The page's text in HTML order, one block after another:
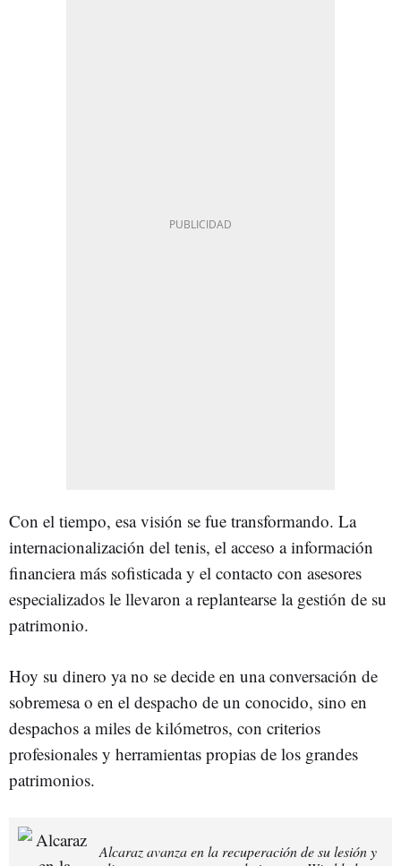
Con el tiempo, esa visión se fue transformando. La
internacionalización del tenis, el acceso a información
financiera más sofisticada y el contacto con asesores
especializados le llevaron a replantearse la gestión de su
patrimonio.
Hoy su dinero ya no se decide en una conversación de
sobremesa o en el despacho de un conocido, sino en
despachos a miles de kilómetros, con criterios
profesionales y herramientas propias de los grandes
patrimonios.
Alcaraz avanza en la recuperación de su lesión y